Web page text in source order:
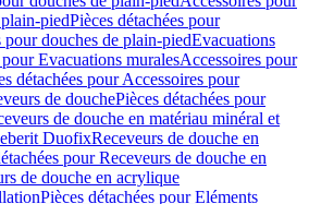
piedPièces détachées pour
douches de plain-piedEvacuations
pour Evacuations muralesAccessoires pour
détachées pour Accessoires pour
de douchePièces détachées pour
de douche en matériau minéral et
DuofixReceveurs de douche en
pour Receveurs de douche en
de douche en acrylique
Pièces détachées pour Eléments